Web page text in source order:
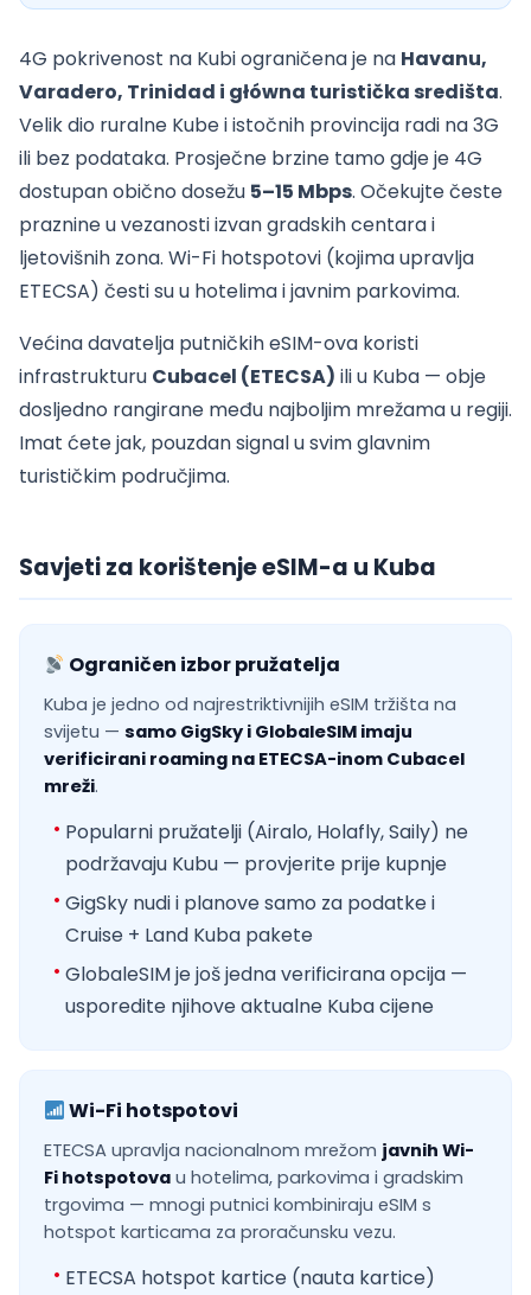
4G pokrivenost na Kubi ograničena je na Havanu,
Varadero, Trinidad i główna turistička središta.
Velik dio ruralne Kube i istočnih provincija radi na 3G
ili bez podataka. Prosječne brzine tamo gdje je 4G
dostupan obično dosežu 5–15 Mbps. Očekujte česte
praznine u vezanosti izvan gradskih centara i
ljetovišnih zona. Wi-Fi hotspotovi (kojima upravlja
ETECSA) česti su u hotelima i javnim parkovima.
Većina davatelja putničkih eSIM-ova koristi
infrastrukturu Cubacel (ETECSA) iliu Kuba — obje
dosljedno rangirane među najboljim mrežama u regiji.
Imat ćete jak, pouzdan signal u svim glavnim
turističkim područjima.
Savjeti za korištenje eSIM-a u Kuba
Ograničen izbor pružatelja
Kuba je jedno od najrestriktivnijih eSIM tržišta na
svijetu — samo GigSky i GlobaleSIM imaju
verificirani roaming na ETECSA-inom Cubacel
mreži.
Popularni pružatelji (Airalo, Holafly, Saily) ne
podržavaju Kubu — provjerite prije kupnje
GigSky nudi i planove samo za podatke i
Cruise + Land Kuba pakete
GlobaleSIM je još jedna verificirana opcija —
usporedite njihove aktualne Kuba cijene
Wi-Fi hotspotovi
ETECSA upravlja nacionalnom mrežom javnih Wi-
Fi hotspotova u hotelima, parkovima i gradskim
trgovima — mnogi putnici kombiniraju eSIM s
hotspot karticama za proračunsku vezu.
ETECSA hotspot kartice (nauta kartice)